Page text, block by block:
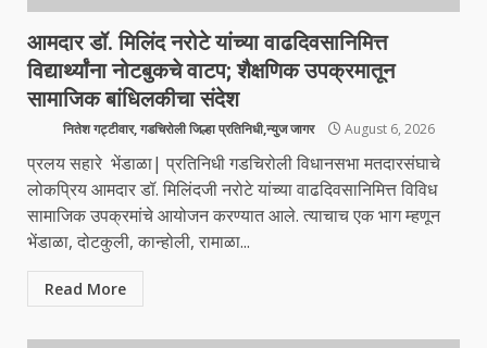
आमदार डॉ. मिलिंद नरोटे यांच्या वाढदिवसानिमित्त
विद्यार्थ्यांना नोटबुकचे वाटप; शैक्षणिक उपक्रमातून
सामाजिक बांधिलकीचा संदेश
नितेश गट्टीवार, गडचिरोली जिल्हा प्रतिनिधी,न्युज जागर August 6, 2026
प्रलय सहारे भेंडाळा| प्रतिनिधी गडचिरोली विधानसभा मतदारसंघाचे
लोकप्रिय आमदार डॉ. मिलिंदजी नरोटे यांच्या वाढदिवसानिमित्त विविध
सामाजिक उपक्रमांचे आयोजन करण्यात आले. त्याचाच एक भाग म्हणून
भेंडाळा, दोटकुली, कान्होली, रामाळा...
Read More